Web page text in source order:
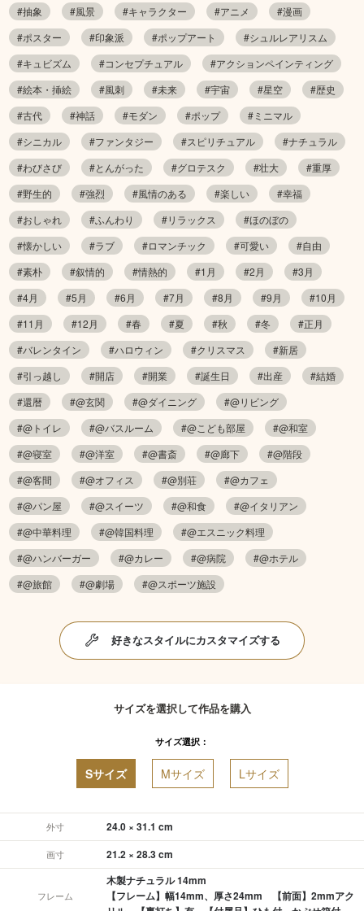
#抽象 #風景 #キャラクター #アニメ
#漫画
#ポスター
#印象派 #ポップアート
#シュルレアリスム
#キュビズム
#コンセプチュアル
#アクションペインティング
#絵本・挿絵
#風刺 #未来 #宇宙 #星空
#歴史
#古代
#神話 #モダン #ポップ
#ミニマル
#シニカル
#ファンタジー #スピリチュアル
#ナチュラル
#わびさび
#とんがった #グロテスク #壮大
#重厚
#野生的
#強烈 #風情のある #楽しい
#幸福
#おしゃれ
#ふんわり #リラックス
#ほのぼの
#懐かしい
#ラブ #ロマンチック #可愛い
#自由
#素朴
#叙情的 #情熱的 #1月 #2月
#3月
#4月
#5月 #6月 #7月 #8月 #9月
#10月
#11月
#12月 #春 #夏 #秋 #冬
#正月
#バレンタイン
#ハロウィン #クリスマス
#新居
#引っ越し
#開店 #開業 #誕生日 #出産
#結婚
#還暦
#@玄関 #@ダイニング
#@リビング
#@トイレ
#@バスルーム #@こども部屋
#@和室
#@寝室
#@洋室 #@書斎 #@廊下
#@階段
#@客間
#@オフィス #@別荘
#@カフェ
#@パン屋
#@スイーツ #@和食
#@イタリアン
#@中華料理
#@韓国料理
#@エスニック料理
#@ハンバーガー
#@カレー #@病院
#@ホテル
#@旅館
#@劇場 #@スポーツ施設
好きなスタイルにカスタマイズする
サイズを選択して作品を購入
サイズ選択：
Sサイズ Mサイズ Lサイズ
外寸 24.0 × 31.1 cm
画寸 21.2 × 28.3 cm
フレーム
木製ナチュラル 14mm
【フレーム】幅14mm、厚さ24mm 【前面】2mmアク